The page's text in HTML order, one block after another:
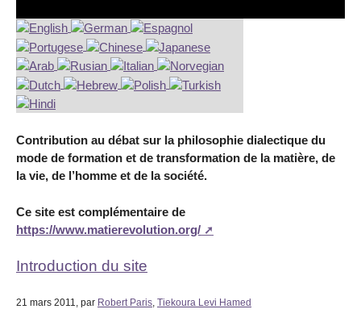
Contribution au débat sur la philosophie dialectique du
mode de formation et de transformation de la matière, de
la vie, de l’homme et de la société.
Ce site est complémentaire de
https://www.matierevolution.org/
Introduction du site
21 mars 2011, par Robert Paris, Tiekoura Levi Hamed